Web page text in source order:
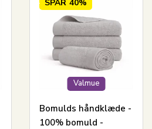
Valmue
SPAR 40%
Bomulds håndklæde -
100% bomuld -